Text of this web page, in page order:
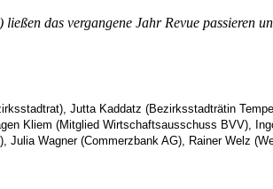
das vergangene Jahr Revue passieren
Jutta Kaddatz (Bezirksstadträtin
Kliem (Mitglied Wirtschaftsausschuss BVV),
Wagner (Commerzbank AG), Rainer Welz